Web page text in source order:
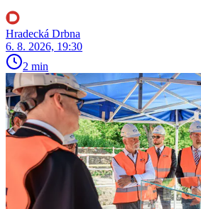
Hradecká Drbna
6. 8. 2026, 19:30
2 min